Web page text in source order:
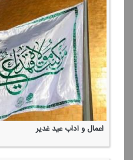
اعمال و آداب عید غدیر